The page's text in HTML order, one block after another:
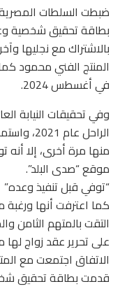
ضبطت السلطات
بطاقة تحقيق شخصية
بالاشتراك مع نجليها
المنتج الفني محمود
في أغسطس 2024.
وفي تحقيقات النيابة
الراحل
منها مرة أخرى، إلا
موقع “صدى البلد”.
“توفي قبل تنفيذ وعده”
كما اعترفت أنها
التقت بالمتهم الثامن
على تحرير عقد زواج
الاتفاق اجتمعت مع
قدمت بطاقة تحقيق